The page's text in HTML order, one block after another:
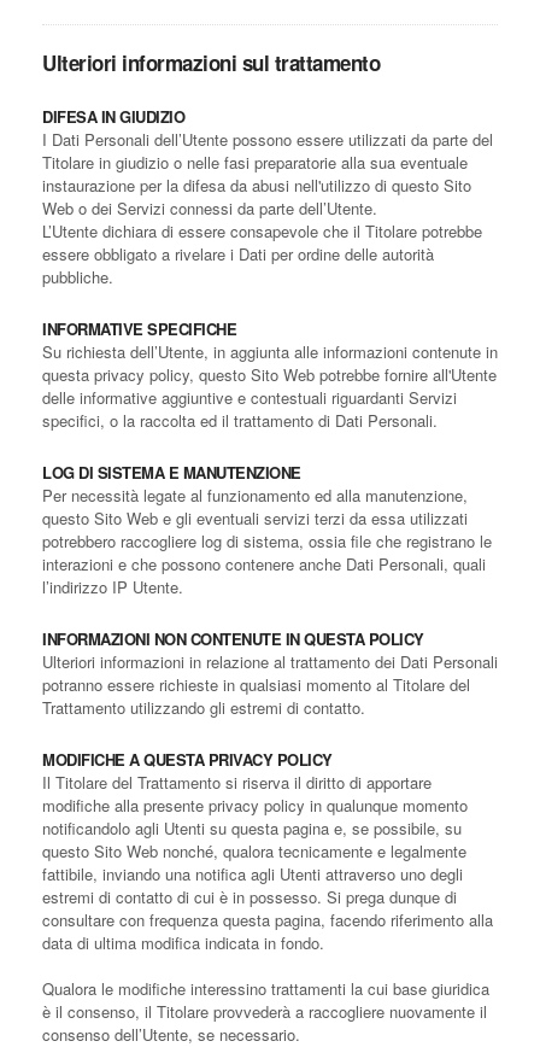
Ulteriori informazioni sul trattamento
DIFESA IN GIUDIZIO
I Dati Personali dell’Utente possono essere utilizzati da parte del
Titolare in giudizio o nelle fasi preparatorie alla sua eventuale
instaurazione per la difesa da abusi nell'utilizzo di questo Sito
Web o dei Servizi connessi da parte dell’Utente.
L’Utente dichiara di essere consapevole che il Titolare potrebbe
essere obbligato a rivelare i Dati per ordine delle autorità
pubbliche.
INFORMATIVE SPECIFICHE
Su richiesta dell’Utente, in aggiunta alle informazioni contenute in
questa privacy policy, questo Sito Web potrebbe fornire all'Utente
delle informative aggiuntive e contestuali riguardanti Servizi
specifici, o la raccolta ed il trattamento di Dati Personali.
LOG DI SISTEMA E MANUTENZIONE
Per necessità legate al funzionamento ed alla manutenzione,
questo Sito Web e gli eventuali servizi terzi da essa utilizzati
potrebbero raccogliere log di sistema, ossia file che registrano le
interazioni e che possono contenere anche Dati Personali, quali
l’indirizzo IP Utente.
INFORMAZIONI NON CONTENUTE IN QUESTA POLICY
Ulteriori informazioni in relazione al trattamento dei Dati Personali
potranno essere richieste in qualsiasi momento al Titolare del
Trattamento utilizzando gli estremi di contatto.
MODIFICHE A QUESTA PRIVACY POLICY
Il Titolare del Trattamento si riserva il diritto di apportare
modifiche alla presente privacy policy in qualunque momento
notificandolo agli Utenti su questa pagina e, se possibile, su
questo Sito Web nonché, qualora tecnicamente e legalmente
fattibile, inviando una notifica agli Utenti attraverso uno degli
estremi di contatto di cui è in possesso. Si prega dunque di
consultare con frequenza questa pagina, facendo riferimento alla
data di ultima modifica indicata in fondo.
Qualora le modifiche interessino trattamenti la cui base giuridica
è il consenso, il Titolare provvederà a raccogliere nuovamente il
consenso dell’Utente, se necessario.